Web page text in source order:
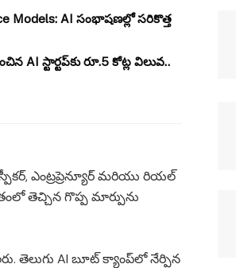
Models: AI సంభాషణల్లో సరికొత్త
AI స్టార్టప్‌కు రూ.5 కోట్ల విలువ..
ఎంట్రప్రెన్యూర్ మరియు రియల్
తెచ్చిన గొప్ప మార్పును
తెలుగు AI బూట్ క్యాంప్‌లో నేర్పిన